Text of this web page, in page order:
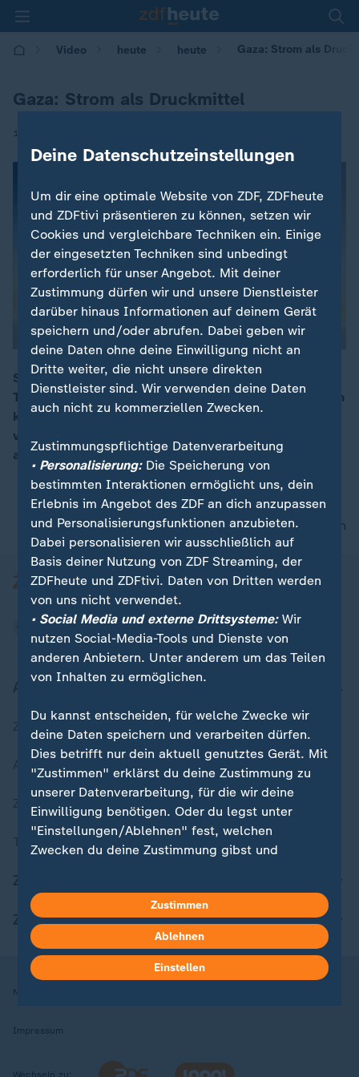
Video heute heute Gaza: Strom als
Gaza: Strom als Druckmittel
18.07.2017 | 16:54
00:05
Strom ist Mangelware in Gaza. Nur drei Stunden am
Tag werden die Haushalte versorgt. Wer es sich leisten
kann, zapft ein paar extra Ampere vom stinkenden,
von Diesel-Generatoren betriebenen Privatkraftwerk
ab.
nach oben
Zuletzt veröffentlicht
Aktuelle Sendungs-Videos
ZDFheute Stories
Themen im Überblick
ZDFheute Apps
Nutzungsbedingungen
Impressum
Wechseln zu:
Deine Datenschutzeinstellungen
Um dir eine optimale Website von ZDF, ZDFheute
und ZDFtivi präsentieren zu können, setzen wir
Cookies und vergleichbare Techniken ein. Einige
der eingesetzten Techniken sind unbedingt
erforderlich für unser Angebot. Mit deiner
Zustimmung dürfen wir und unsere Dienstleister
darüber hinaus Informationen auf deinem Gerät
speichern und/oder abrufen. Dabei geben wir
deine Daten ohne deine Einwilligung nicht an
Dritte weiter, die nicht unsere direkten
Dienstleister sind. Wir verwenden deine Daten
auch nicht zu kommerziellen Zwecken.
Zustimmungspflichtige Datenverarbeitung
• Personalisierung:Die Speicherung von
bestimmten Interaktionen ermöglicht uns, dein
Erlebnis im Angebot des ZDF an dich anzupassen
und Personalisierungsfunktionen anzubieten.
Dabei personalisieren wir ausschließlich auf
Basis deiner Nutzung von ZDF Streaming, der
ZDFheute und ZDFtivi. Daten von Dritten werden
von uns nicht verwendet.
• Social Media und externe Drittsysteme:Wir
nutzen Social-Media-Tools und Dienste von
anderen Anbietern. Unter anderem um das Teilen
von Inhalten zu ermöglichen.
Du kannst entscheiden, für welche Zwecke wir
deine Daten speichern und verarbeiten dürfen.
Dies betrifft nur dein aktuell genutztes Gerät. Mit
"Zustimmen" erklärst du deine Zustimmung zu
unserer Datenverarbeitung, für die wir deine
Einwilligung benötigen. Oder du legst unter
"Einstellungen/Ablehnen" fest, welchen
Zwecken du deine Zustimmung gibst und
in deinen Einstellungen widerrufen oder ändern.
Hier findest du das Impressum.
Weitere Informationen findest du in unserer
Datenschutzerklärung.
Zustimmen
Ablehnen
Einstellen